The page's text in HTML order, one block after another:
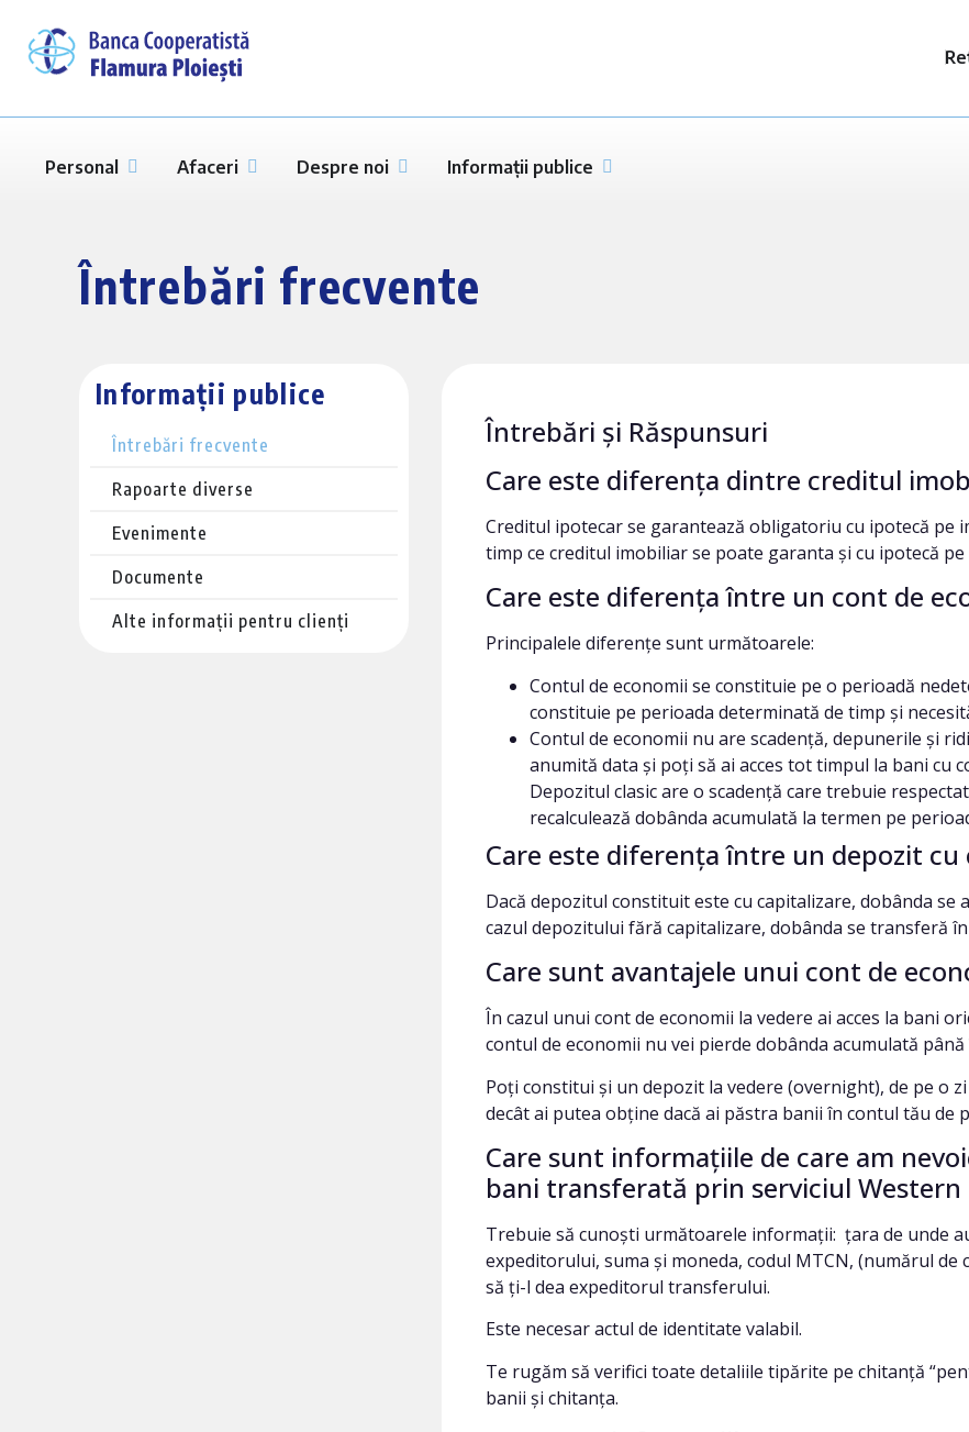
Personal Afaceri Despre noi Informații publice
Întrebări frecvente
Informații publice
Întrebări frecvente
Rapoarte diverse
Evenimente
Documente
Alte informații pentru clienți
Întrebări și Răspunsuri
Care este diferența dintre creditul
Creditul ipotecar se garantează obligatoriu cu ipotecă pe
timp ce creditul imobiliar se poate garanta și cu ipotecă
Care este diferența între un cont de
Principalele diferențe sunt următoarele:
Contul de economii se constituie pe o perioadă
constituie pe perioada determinată de timp și
Contul de economii nu are scadență, depunerile și
anumită data și poți să ai acces tot timpul la bani cu
Depozitul clasic are o scadență care trebuie
recalculează dobânda acumulată la termen pe
Care este diferența între un depozit
Dacă depozitul constituit este cu capitalizare, dobânda se
cazul depozitului fără capitalizare, dobânda se transferă
Care sunt avantajele unui cont de
În cazul unui cont de economii la vedere ai acces la bani
contul de economii nu vei pierde dobânda acumulată până
Poți constitui și un depozit la vedere (overnight), de pe o
decât ai putea obține dacă ai păstra banii în contul tău de
Care sunt informațiile de care am
bani transferată prin serviciul Western
Trebuie să cunoști următoarele informații: țara de unde
expeditorului, suma și moneda, codul MTCN, (numărul
să ți-l dea expeditorul transferului.
Este necesar actul de identitate valabil.
Te rugăm să verifici toate detaliile tipărite pe chitanță
banii și chitanța.